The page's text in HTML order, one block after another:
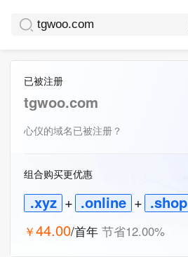
已被注册
tgwoo.com
心仪的域名已被注册？
组合购买更优惠
.xyz + .online + .shop
￥44.00/首年 节省12.00%